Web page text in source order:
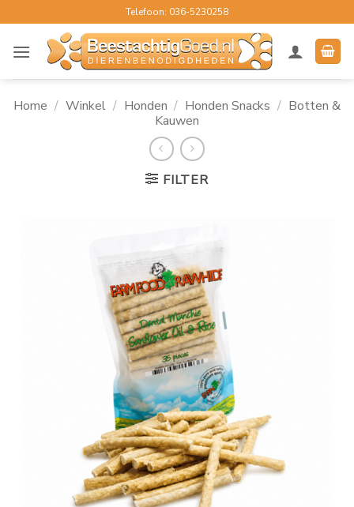
naar
inhoud
Telefoon: 036-5230258
Home / Winkel / Honden / Honden Snacks / Botten &
Kauwen
FILTER